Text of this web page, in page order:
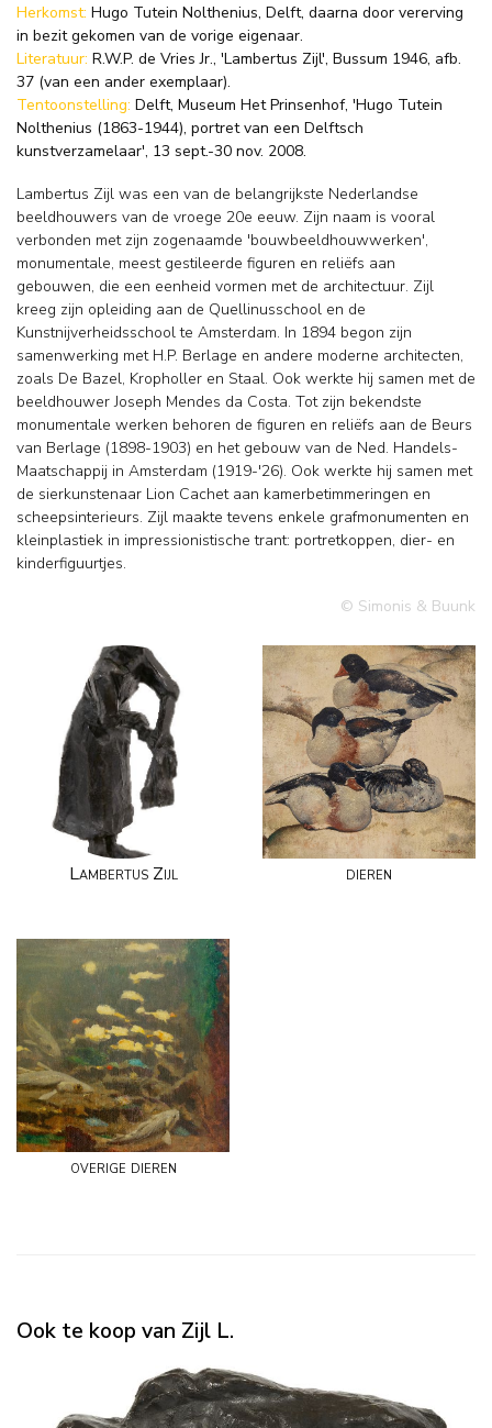
Herkomst: Hugo Tutein Nolthenius, Delft, daarna door vererving
in bezit gekomen van de vorige eigenaar.
Literatuur: R.W.P. de Vries Jr., 'Lambertus Zijl', Bussum 1946, afb.
37 (van een ander exemplaar).
Tentoonstelling: Delft, Museum Het Prinsenhof, 'Hugo Tutein
Nolthenius (1863-1944), portret van een Delftsch
kunstverzamelaar', 13 sept.-30 nov. 2008.
Lambertus Zijl was een van de belangrijkste Nederlandse
beeldhouwers van de vroege 20e eeuw. Zijn naam is vooral
verbonden met zijn zogenaamde 'bouwbeeldhouwwerken',
monumentale, meest gestileerde figuren en reliëfs aan
gebouwen, die een eenheid vormen met de architectuur. Zijl
kreeg zijn opleiding aan de Quellinusschool en de
Kunstnijverheidsschool te Amsterdam. In 1894 begon zijn
samenwerking met H.P. Berlage en andere moderne architecten,
zoals De Bazel, Kropholler en Staal. Ook werkte hij samen met de
beeldhouwer Joseph Mendes da Costa. Tot zijn bekendste
monumentale werken behoren de figuren en reliëfs aan de Beurs
van Berlage (1898-1903) en het gebouw van de Ned. Handels-
Maatschappij in Amsterdam (1919-'26). Ook werkte hij samen met
de sierkunstenaar Lion Cachet aan kamerbetimmeringen en
scheepsinterieurs. Zijl maakte tevens enkele grafmonumenten en
kleinplastiek in impressionistische trant: portretkoppen, dier- en
kinderfiguurtjes.
© Simonis & Buunk
Lambertus Zijl dieren
overige dieren
Ook te koop van Zijl L.